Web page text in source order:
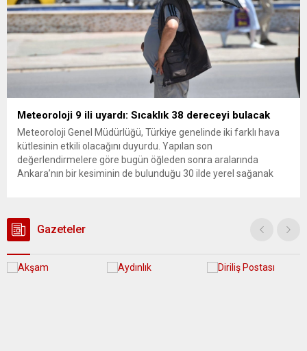
Meteoroloji 9 ili uyardı: Sıcaklık 38 dereceyi bulacak
Meteoroloji Genel Müdürlüğü, Türkiye genelinde iki farklı hava
kütlesinin etkili olacağını duyurdu. Yapılan son
değerlendirmelere göre bugün öğleden sonra aralarında
Ankara’nın bir kesiminin de bulunduğu 30 ilde yerel sağanak
Gazeteler